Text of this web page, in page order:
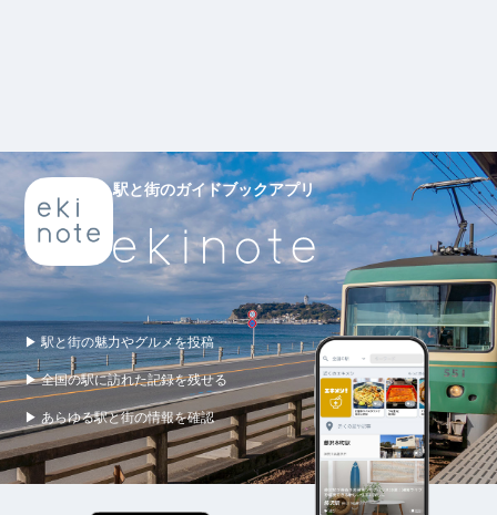
駅と街のガイドブックアプリ
▶ 駅と街の魅力やグルメを投稿
▶ 全国の駅に訪れた記録を残せる
▶ あらゆる駅と街の情報を確認